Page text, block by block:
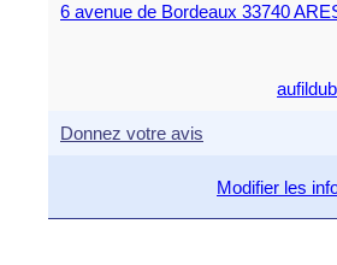
6 avenue de Bordeaux 33740
Donnez votre avis
Modifier les